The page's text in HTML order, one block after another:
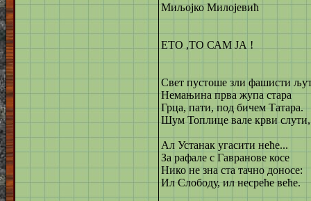
Миљојко Милојевић
ЕТО ,ТО САМ ЈА !
Свет пустоше зли фашисти
Немањина прва жупа стара
Грца, пати, под бичем Татара.
Шум Топлице вале крви слути,
Ал Устанак угасити неће...
За рафале с Гавранове косе
Нико не зна ста тачно доносе:
Ил Слободу, ил несреће веће.